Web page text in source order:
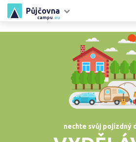
campu .eu
Půjčovna
nechte svůj pojízdný